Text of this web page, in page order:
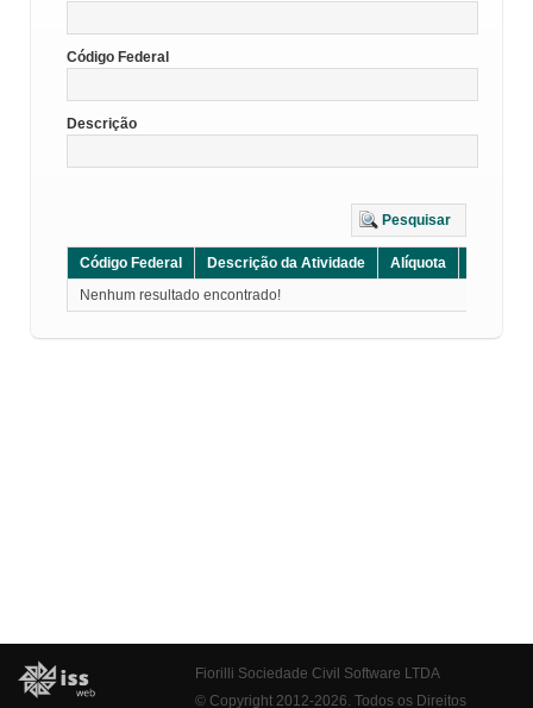
Código Federal
Descrição
Pesquisar
Código Federal Descrição da Atividade Alíquota
Nenhum resultado encontrado!
Fiorilli Sociedade Civil Software LTDA
© Copyright 2012-2026. Todos os Direitos